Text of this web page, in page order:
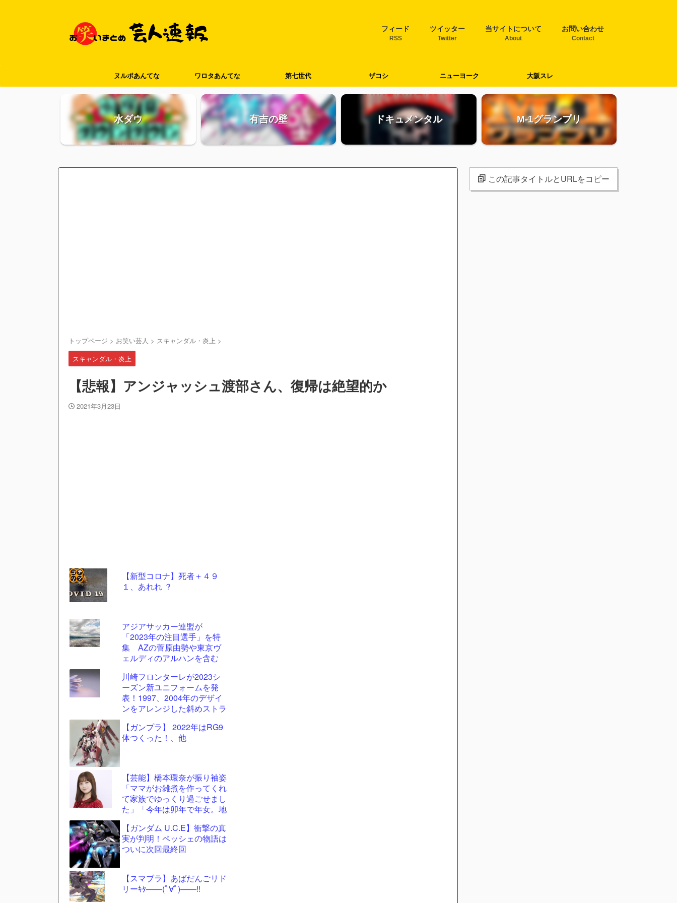
フィード
RSS
ツイッター
Twitter
当サイトについて
About
お問い合わせ
Contact
ヌルポあんてな ワロタあんてな 第七世代 ザコシ ニューヨーク 大阪スレ
水ダウ 有吉の壁 ドキュメンタル M-1グランプリ
トップページ > お笑い芸人 > スキャンダル・炎上 >
スキャンダル・炎上
【悲報】アンジャッシュ渡部さん、復帰は絶望的か
2021年3月23日
【新型コロナ】死者＋４９
１、あれれ ？
アジアサッカー連盟が
「2023年の注目選手」を特
集 AZの菅原由勢や東京ヴ
ェルディのアルハンを含む
川崎フロンターレが2023シ
ーズン新ユニフォームを発
表！1997、2004年のデザイ
ンをアレンジした斜めストラ
【ガンプラ】 2022年はRG9
体つくった！、他
【芸能】橋本環奈が振り袖姿
「ママがお雑煮を作ってくれ
て家族でゆっくり過ごせまし
た」「今年は卯年で年女。地
【ガンダム U.C.E】衝撃の真
実が判明！ペッシェの物語は
ついに次回最終回
【スマブラ】あばだんごリド
リーｷﾀ――(ﾟ∀ﾟ)――!!
コテ
リン
- 固
定リ
ンク
更新
ツー
この記事タイトルとURLをコピー